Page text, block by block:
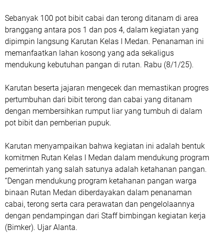
Sebanyak 100 pot bibit cabai dan terong ditanam di area
branggang antara pos 1 dan pos 4, dalam kegiatan yang
dipimpin langsung Karutan Kelas I Medan. Penanaman ini
memanfaatkan lahan kosong yang ada sekaligus
mendukung kebutuhan pangan di rutan. Rabu (8/1/25).
Karutan beserta jajaran mengecek dan memastikan progres
pertumbuhan dari bibit terong dan cabai yang ditanam
dengan membersihkan rumput liar yang tumbuh di dalam
pot bibit dan pemberian pupuk.
Karutan menyampaikan bahwa kegiatan ini adalah bentuk
komitmen Rutan Kelas I Medan dalam mendukung program
pemerintah yang salah satunya adalah ketahanan pangan.
“Dengan mendukung program ketahanan pangan warga
binaan Rutan Medan diberdayakan dalam penanaman
cabai, terong serta cara perawatan dan pengelolaannya
dengan pendampingan dari Staff bimbingan kegiatan kerja
(Bimker). Ujar Alanta.